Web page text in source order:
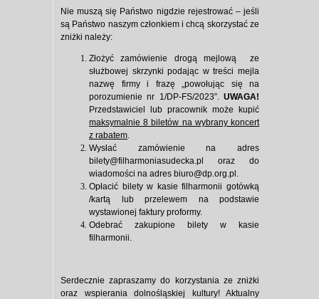
Nie muszą się Państwo nigdzie rejestrować – jeśli
są Państwo naszym członkiem i chcą skorzystać ze
zniżki należy:
Złożyć zamówienie drogą mejlową ze
służbowej skrzynki podając w treści mejla
nazwę firmy i frazę „powołując się na
porozumienie nr 1/DP-FS/2023”. UWAGA!
Przedstawiciel lub pracownik może kupić
maksymalnie 8 biletów na wybrany koncert
z rabatem.
Wysłać zamówienie na adres
bilety@filharmoniasudecka.pl
oraz do
wiadomości na adres biuro@dp.org.pl .
Opłacić bilety w kasie filharmonii gotówką
/kartą lub przelewem na podstawie
wystawionej faktury proformy.
Odebrać zakupione bilety w kasie
filharmonii.
Serdecznie zapraszamy do korzystania ze zniżki
oraz wspierania dolnośląskiej kultury! Aktualny